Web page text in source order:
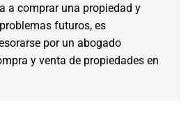
a comprar una propiedad y
futuros, es
por un abogado
y venta de propiedades en